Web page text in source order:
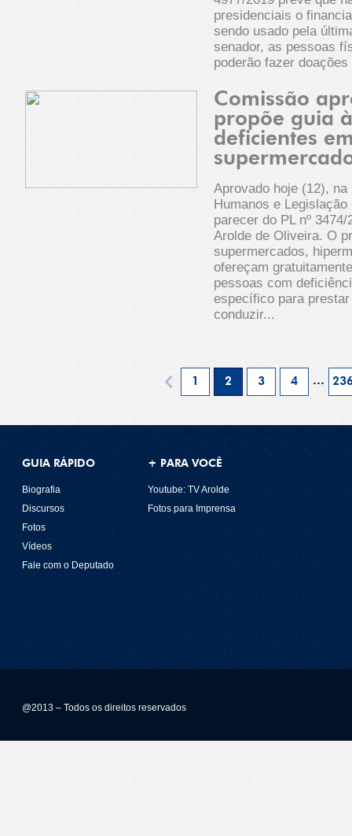
presidenciais o
sendo usado pela
senador, as pessoas
poderão fazer
Comissão
propõe guia
deficientes
Aprovado hoje (12),
Humanos e
parecer do PL nº
Arolde de Oliveira. O
supermercados,
ofereçam
pessoas com
específico para
conduzir...
1 2 3 4 …
GUIA RÁPIDO
Biografia
Discursos
Fotos
Vídeos
Fale com o Deputado
+ PARA VOCÊ
Youtube: TV Arolde
Fotos para Imprensa
@2013 – Todos os direitos reservados